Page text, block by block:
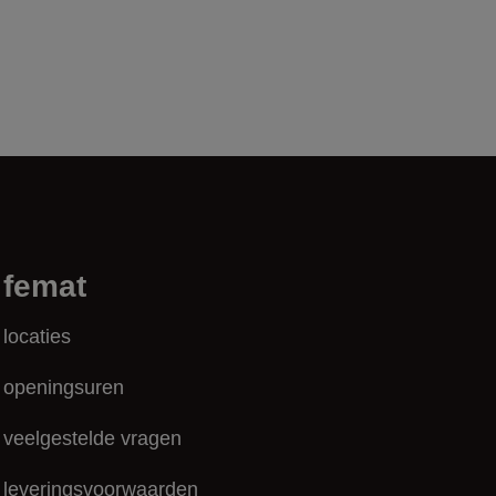
femat
locaties
openingsuren
veelgestelde vragen
leveringsvoorwaarden